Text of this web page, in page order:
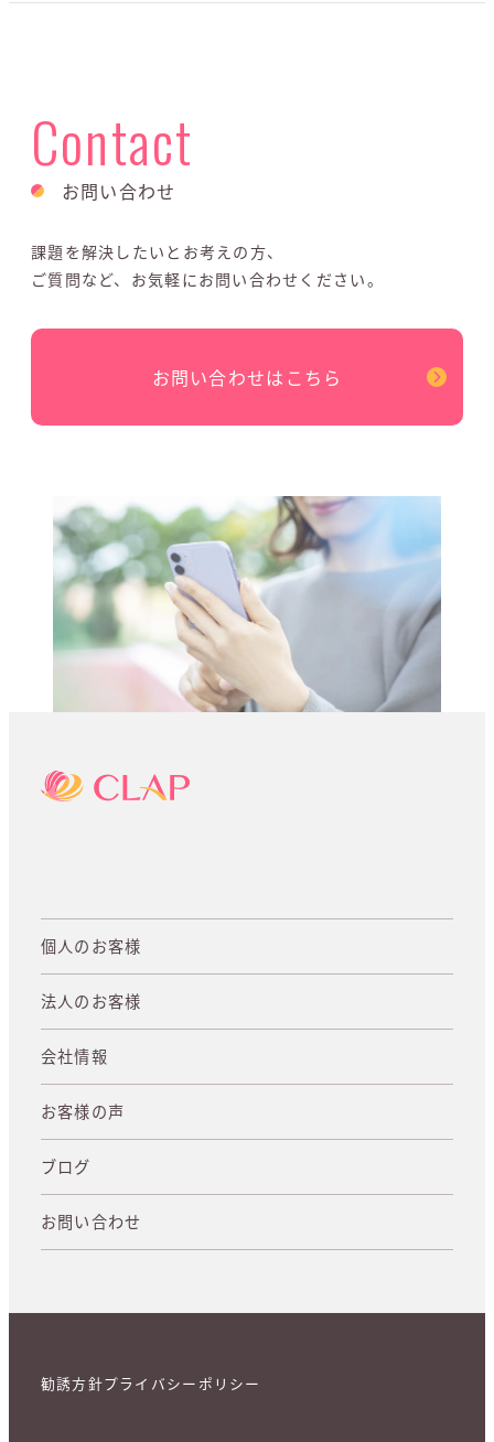
Contact
お問い合わせ
課題を解決したいとお考えの方、
ご質問など、お気軽にお問い合わせください。
お問い合わせはこちら
個人のお客様
法人のお客様
会社情報
お客様の声
ブログ
お問い合わせ
勧誘方針プライバシーポリシー